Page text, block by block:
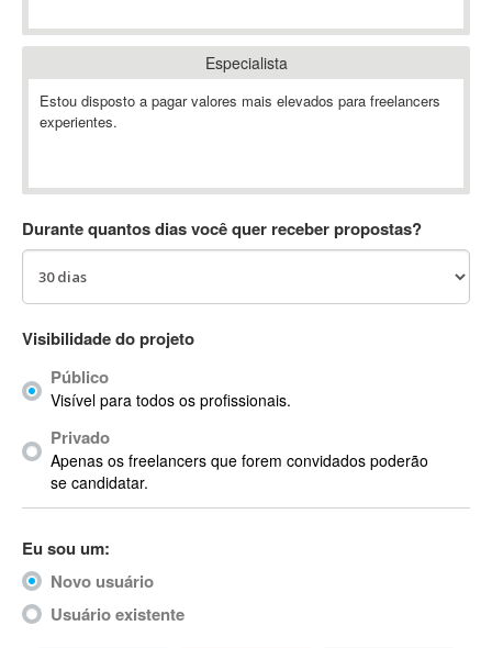
Ableton
Ableton Push
Abstract
AC3
ACID Pro
ACPI
Acrobat
Acrobat X
Acronis
ACT
Actimize
ActionScript
ActionScript 3
Especialista
Estou disposto a pagar valores mais elevados para freelancers
experientes.
Durante quantos dias você quer receber propostas?
Visibilidade do projeto
Público
Visível para todos os profissionais.
Privado
Apenas os freelancers que forem convidados poderão
se candidatar.
Eu sou um:
Novo usuário
Usuário existente